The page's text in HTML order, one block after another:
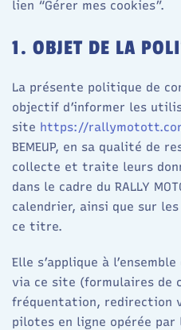
lien “Gérer mes cookies”.
1. OBJET DE LA
La présente politique de
objectif d’informer les
site https://
BEMEUP, en sa qualité de
collecte et traite leurs
dans le cadre du RALLY
calendrier, ainsi que sur
ce titre.​
Elle s’applique à
via ce site (formulaires de
fréquentation, redirection
pilotes en ligne opérée par